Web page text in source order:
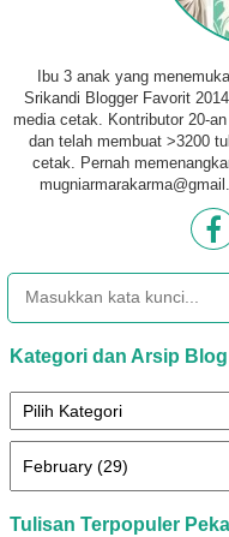
Ibu 3 anak yang
Srikandi Blogger Favorit
media cetak. Kontributor 20-
dan telah membuat >3200
cetak. Pernah
Kategori dan Arsip Blog
Tulisan Terpopuler